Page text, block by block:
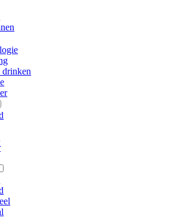
drinken